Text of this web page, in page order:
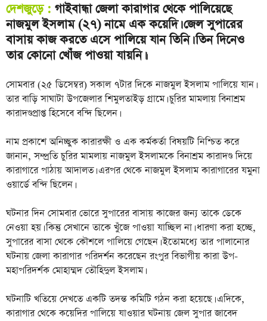
দেশজুড়ে : গাইবান্ধা জেলা কারাগার থেকে পালিয়েছে
নাজমুল ইসলাম (২৭) নামে এক কয়েদি। জেল সুপারের
বাসায় কাজ করতে এসে পালিয়ে যান তিনি। তিন দিনেও
তার কোনো খোঁজ পাওয়া যায়নি।।
সোমবার (২৫ ডিসেম্বর) সকাল ৭টার দিকে নাজমুল ইসলাম পালিয়ে যান।
তার বাড়ি সাঘাটা উপজেলার শিমুলতাইড় গ্রামে। চুরির মামলায় বিনাশ্রম
কারাদণ্ডপ্রাপ্ত হিসেবে বন্দি ছিলেন।
নাম প্রকাশে অনিচ্ছুক কারারক্ষী ও এক কর্মকর্তা বিষয়টি নিশ্চিত করে
জানান, সম্প্রতি চুরির মামলায় নাজমুল ইসলামকে বিনাশ্রম কারাদণ্ড দিয়ে
কারাগারে পাঠায় আদালত। এরপর থেকে নাজমুল ইসলাম কারাগারের যমুনা
ওয়ার্ডে বন্দি ছিলেন।
ঘটনার দিন সোমবার ভোরে সুপারের বাসায় কাজের জন্য তাকে ডেকে
নেওয়া হয়। কিন্তু সেখানে তাকে খুঁজে পাওয়া যাচ্ছিল না। ধারণা করা হচ্ছে,
সুপারের বাসা থেকে কৌশলে পালিয়ে গেছেন। ইতোমধ্যে তার পালানোর
ঘটনায় জেলা কারাগার পরিদর্শন করেছেন রংপুর বিভাগীয় কারা উপ-
মহাপরিদর্শক মোহাম্মদ তৌহিদুল ইসলাম।
ঘটনাটি খতিয়ে দেখতে একটি তদন্ত কমিটি গঠন করা হয়েছে। এদিকে,
কারাগার থেকে কয়েদির পালিয়ে যাওয়ার ঘটনায় জেল সুপার জাবেদ